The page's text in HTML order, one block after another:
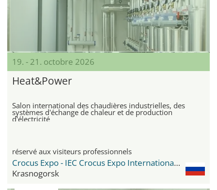
19. - 21. octobre 2026
Heat&Power
Salon international des chaudières industrielles, des
systèmes d'échange de chaleur et de production
d'électricité
réservé aux visiteurs professionnels
Crocus Expo - IEC Crocus Expo International Exhibition Centre
Krasnogorsk